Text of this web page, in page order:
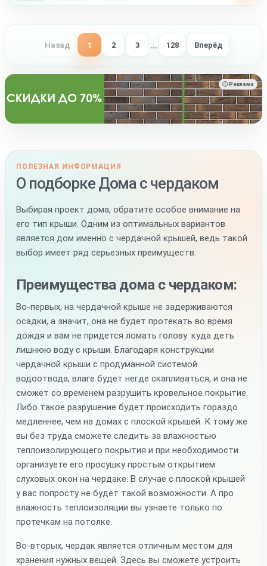
Назад 1 2 3 … 128 Вперёд
ⓘ Реклама
ПОЛЕЗНАЯ ИНФОРМАЦИЯ
О подборке Дома с чердаком
Выбирая проект дома, обратите особое внимание на
его тип крыши. Одним из оптимальных вариантов
является дом именно с чердачной крышей, ведь такой
выбор имеет ряд серьезных преимуществ.
Преимущества дома с чердаком:
Во-первых, на чердачной крыше не задерживаются
осадки, а значит, она не будет протекать во время
дождя и вам не придется ломать голову: куда деть
лишнюю воду с крыши. Благодаря конструкции
чердачной крыши с продуманной системой
водоотвода, влаге будет негде скапливаться, и она не
сможет со временем разрушить кровельное покрытие.
Либо такое разрушение будет происходить гораздо
медленнее, чем на домах с плоской крышей. К тому же
вы без труда сможете следить за влажностью
теплоизолирующего покрытия и при необходимости
организуете его просушку простым открытием
слуховых окон на чердаке. В случае с плоской крышей
у вас попросту не будет такой возможности. А про
влажность теплоизоляции вы узнаете только по
протечкам на потолке.
Во-вторых, чердак является отличным местом для
хранения нужных вещей. Здесь вы сможете устроить